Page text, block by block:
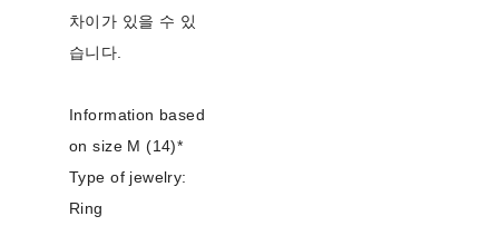
차이가 있을 수 있
습니다.
Information based
on size M (14)*
Type of jewelry:
Ring